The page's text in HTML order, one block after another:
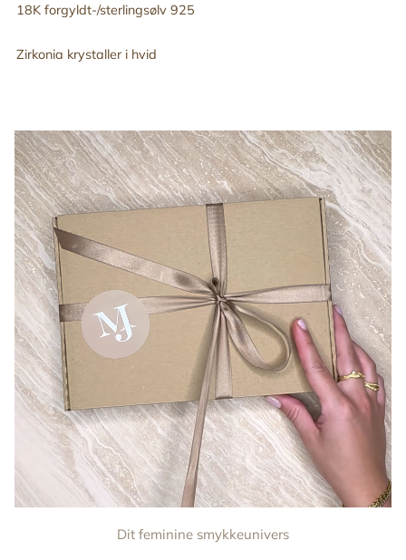
18K forgyldt-/sterlingsølv 925
Zirkonia krystaller i hvid
Dit feminine smykkeunivers